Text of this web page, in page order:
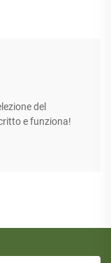
del
e funziona!